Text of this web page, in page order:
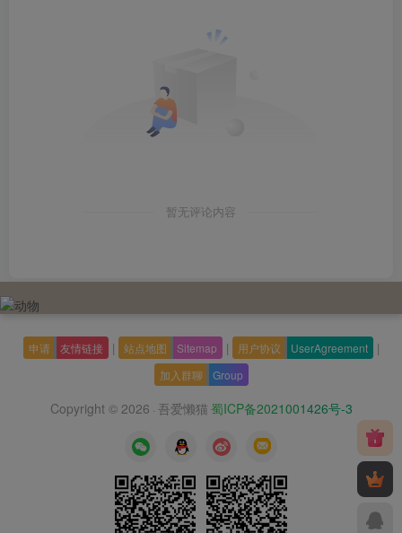
暂无评论内容
申请 友情链接 | 站点地图 Sitemap | 用户协议 UserAgreement |
加入群聊 Group
Copyright © 2026 · 吾爱懒猫 蜀ICP备2021001426号-3